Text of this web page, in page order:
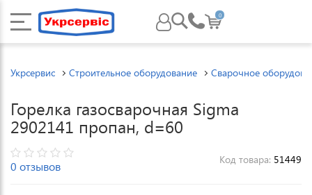
0
Укрсервис Строительное оборудование Сварочное
Горелка газосварочная Sigma
2902141 пропан, d=60
0 отзывов Код товара: 51449